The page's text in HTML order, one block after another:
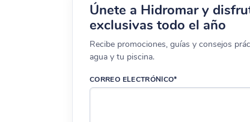
Únete a Hidromar y
exclusivas todo el año
Recibe promociones, guías y consejos
agua y tu piscina.
CORREO ELECTRÓNICO*